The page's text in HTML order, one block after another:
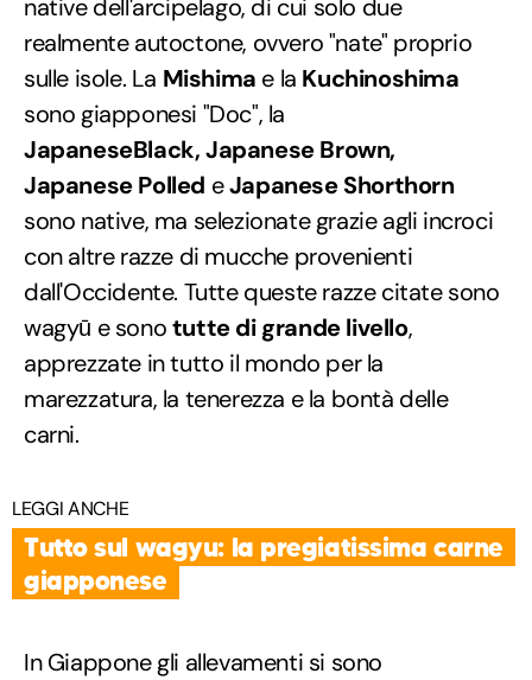
native dell'arcipelago, di cui solo due
realmente autoctone, ovvero "nate" proprio
sulle isole. La Mishima e la Kuchinoshima
sono giapponesi "Doc", la
JapaneseBlack, Japanese Brown,
Japanese Polled eJapanese Shorthorn
sono native, ma selezionate grazie agli incroci
con altre razze di mucche provenienti
dall'Occidente. Tutte queste razze citate sono
wagyū e sonotutte di grande livello,
apprezzate in tutto il mondo per la
marezzatura, la tenerezza e la bontà delle
carni.
LEGGI ANCHE
Tutto sul wagyu: la pregiatissima carne
giapponese
In Giappone gli allevamenti si sono